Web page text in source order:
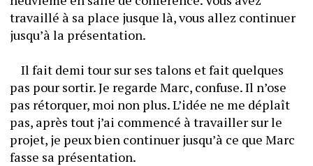
travaillé à sa place jusque là, vous allez continuer
	Il fait demi tour sur ses talons et fait quelques
pas pour sortir. Je regarde Marc, confuse. Il n’ose
pas rétorquer, moi non plus. L’idée ne me déplaît
pas, après tout j’ai commencé à travailler sur le
projet, je peux bien continuer jusqu’à ce que Marc
fasse sa présentation.